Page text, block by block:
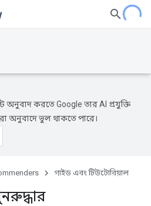
অনুবাদ করতে Google তার AI প্রযুক্তি
অনুবাদে ভুল থাকতে পারে।
গাইড এবং টিউটোরিয়াল